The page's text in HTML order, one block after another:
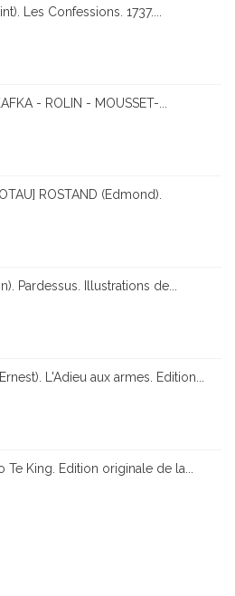
Les Confessions. 1737....
- ROLIN - MOUSSET-...
ROSTAND (Edmond).
Pardessus. Illustrations de...
L'Adieu aux armes. Edition...
Te King. Edition originale de la...